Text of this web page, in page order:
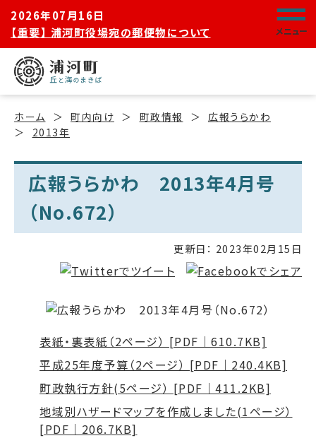
2026年07月16日
【重要】 浦河町役場宛の郵便物について
メニュー
ホーム 町内向け 町政情報
広報うらかわ
2013年
広報うらかわ 2013年4月号
（No.672）
更新日： 2023年02月15日
表紙・裏表紙（2ページ） [PDF｜610.7KB]
平成25年度予算（2ページ） [PDF｜240.4KB]
町政執行方針(5ページ） [PDF｜411.2KB]
地域別ハザードマップを作成しました(1ページ）
[PDF｜206.7KB]